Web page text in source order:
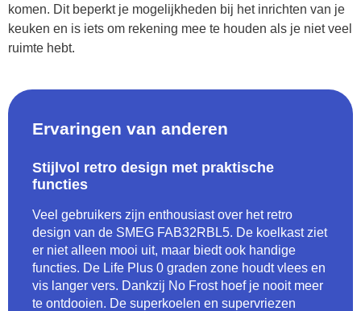
komen. Dit beperkt je mogelijkheden bij het inrichten van je
keuken en is iets om rekening mee te houden als je niet veel
ruimte hebt.
Ervaringen van anderen
Stijlvol retro design met praktische
functies
Veel gebruikers zijn enthousiast over het retro
design van de SMEG FAB32RBL5. De koelkast ziet
er niet alleen mooi uit, maar biedt ook handige
functies. De Life Plus 0 graden zone houdt vlees en
vis langer vers. Dankzij No Frost hoef je nooit meer
te ontdooien. De superkoelen en supervriezen